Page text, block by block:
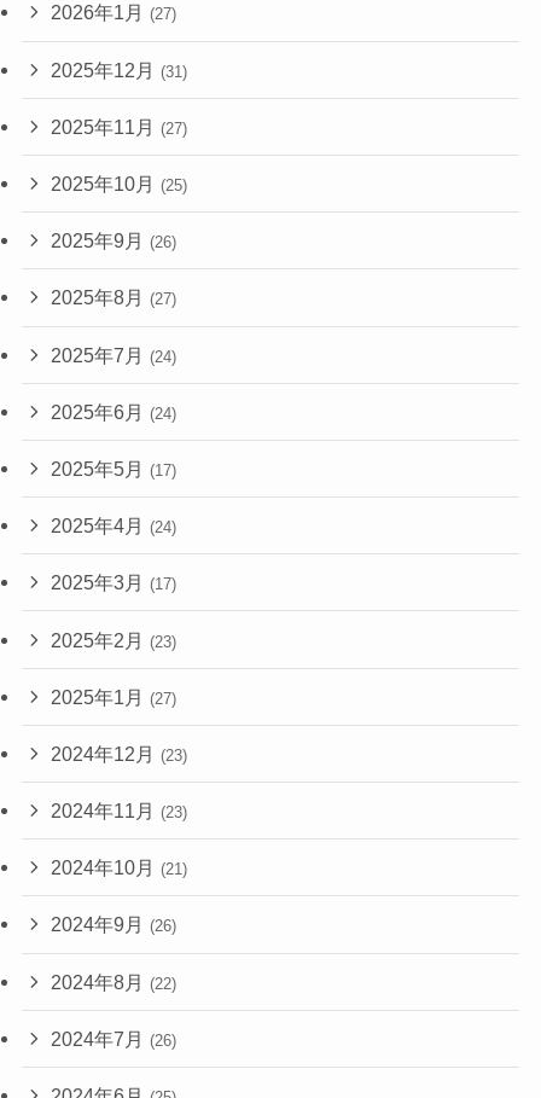
2026年1月 (27)
2025年12月 (31)
2025年11月 (27)
2025年10月 (25)
2025年9月 (26)
2025年8月 (27)
2025年7月 (24)
2025年6月 (24)
2025年5月 (17)
2025年4月 (24)
2025年3月 (17)
2025年2月 (23)
2025年1月 (27)
2024年12月 (23)
2024年11月 (23)
2024年10月 (21)
2024年9月 (26)
2024年8月 (22)
2024年7月 (26)